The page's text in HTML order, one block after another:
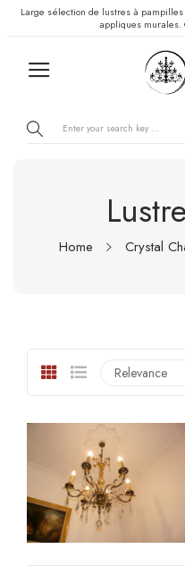
Large sélection de lustres à
appliques murales.
Home Crystal
Relevance